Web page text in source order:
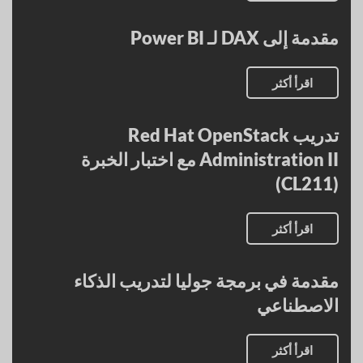
مقدمة إلى DAX لـ Power BI
اقرأ أكثر
تدريب Red Hat OpenStack
Administration II مع اختبار الخبرة
(CL211)
اقرأ أكثر
مقدمة في برمجة جوليا لتدريب الذكاء
الاصطناعي
اقرأ أكثر